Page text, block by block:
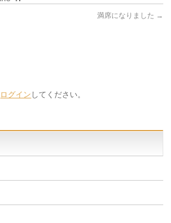
満席になりました →
ログイン してください。